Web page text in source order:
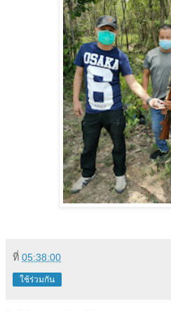
ที่ 05:38:00
ใช้ร่วมกัน